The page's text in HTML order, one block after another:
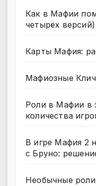
Как в Мафии
четырёх версий)
Карты Мафия:
Мафиозные
Роли в Мафии в
количества
В игре Мафия 2
с Бруно:
Необычные